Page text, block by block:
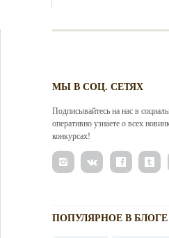
МЫ В СОЦ. СЕТЯХ
Подписывайтесь на нас в
оперативно узнаете о всех
конкурсах!
ПОПУЛЯРНОЕ В БЛОГЕ